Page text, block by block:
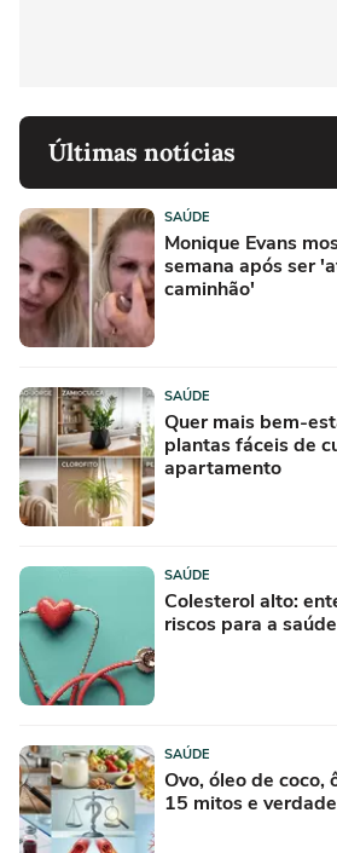
Últimas notícias
SAÚDE
Monique Evans
semana após ser
caminhão'
SAÚDE
Quer mais bem-
plantas fáceis de
apartamento
SAÚDE
Colesterol alto:
riscos para a
SAÚDE
Ovo, óleo de coco,
15 mitos e